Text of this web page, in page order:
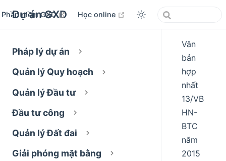
Dự án GXD
Phần mềm GXD open in new window
Học online open in new window
Pháp lý dự án
Quản lý Quy hoạch
Quản lý Đầu tư
Đầu tư công
Quản lý Đất đai
Giải phóng mặt bằng
Văn
bản
hợp
nhất
13/VB
HN-
BTC
năm
2015